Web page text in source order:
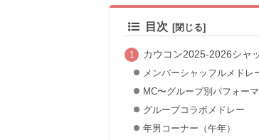
目次
カウコン2025-2026シャ
メンバーシャッフルメドレ
MC〜グループ別パフォーマ
グループコラボメドレー
年男コーナー（午年）